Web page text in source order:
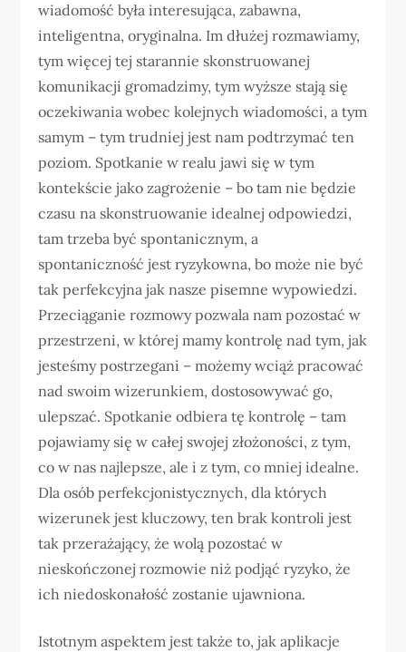
wiadomość była interesująca, zabawna,
inteligentna, oryginalna. Im dłużej rozmawiamy,
tym więcej tej starannie skonstruowanej
komunikacji gromadzimy, tym wyższe stają się
oczekiwania wobec kolejnych wiadomości, a tym
samym – tym trudniej jest nam podtrzymać ten
poziom. Spotkanie w realu jawi się w tym
kontekście jako zagrożenie – bo tam nie będzie
czasu na skonstruowanie idealnej odpowiedzi,
tam trzeba być spontanicznym, a
spontaniczność jest ryzykowna, bo może nie być
tak perfekcyjna jak nasze pisemne wypowiedzi.
Przeciąganie rozmowy pozwala nam pozostać w
przestrzeni, w której mamy kontrolę nad tym, jak
jesteśmy postrzegani – możemy wciąż pracować
nad swoim wizerunkiem, dostosowywać go,
ulepszać. Spotkanie odbiera tę kontrolę – tam
pojawiamy się w całej swojej złożoności, z tym,
co w nas najlepsze, ale i z tym, co mniej idealne.
Dla osób perfekcjonistycznych, dla których
wizerunek jest kluczowy, ten brak kontroli jest
tak przerażający, że wolą pozostać w
nieskończonej rozmowie niż podjąć ryzyko, że
ich niedoskonałość zostanie ujawniona.
Istotnym aspektem jest także to, jak aplikacje